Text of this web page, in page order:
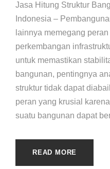
Jasa Hitung Struktur
Indonesia –
lainnya memegang
perkembangan
untuk memastikan
bangunan, pentingnya
struktur tidak dapat
peran yang krusial
suatu bangunan dapat
READ MORE